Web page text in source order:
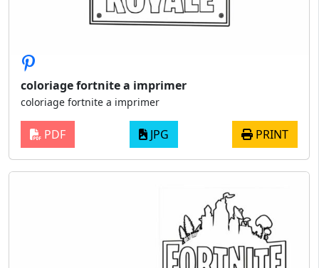
coloriage fortnite a imprimer
coloriage fortnite a imprimer
PDF JPG PRINT